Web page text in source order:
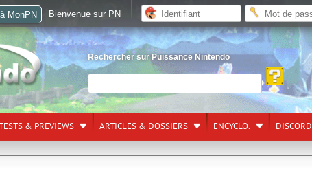
Rechercher sur Puissance Nintendo
& PREVIEWS ARTICLES & DOSSIERS ENCYCLO. DISCORD
MonPN Bienvenue sur PN